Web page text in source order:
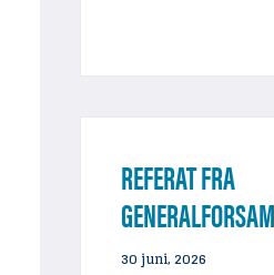
REFERAT FRA
23. MAJ 2026
30 juni, 2026